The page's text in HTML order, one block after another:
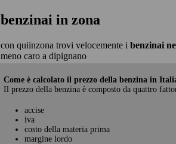
benzinai in zona
con quiinzona trovi velocemente i benzinai
meno caro a dipignano
Come è calcolato il prezzo della benzina in
Il prezzo della benzina è composto da quattro
accise
iva
costo della materia prima
margine lordo